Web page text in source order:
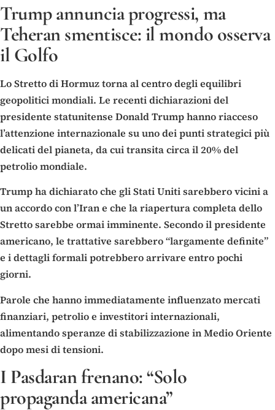
Trump annuncia progressi, ma
Teheran smentisce: il mondo osserva
il Golfo
Lo Stretto di Hormuz torna al centro degli equilibri
geopolitici mondiali. Le recenti dichiarazioni del
presidente statunitense Donald Trump hanno riacceso
l’attenzione internazionale su uno dei punti strategici più
delicati del pianeta, da cui transita circa il 20% del
petrolio mondiale.
Trump ha dichiarato che gli Stati Uniti sarebbero vicini a
un accordo con l’Iran e che la riapertura completa dello
Stretto sarebbe ormai imminente. Secondo il presidente
americano, le trattative sarebbero “largamente definite”
e i dettagli formali potrebbero arrivare entro pochi
giorni.
Parole che hanno immediatamente influenzato mercati
finanziari, petrolio e investitori internazionali,
alimentando speranze di stabilizzazione in Medio Oriente
dopo mesi di tensioni.
I Pasdaran frenano: “Solo
propaganda americana”